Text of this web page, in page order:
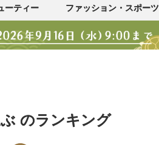
ーティー ファッション・スポーツ
のランキング